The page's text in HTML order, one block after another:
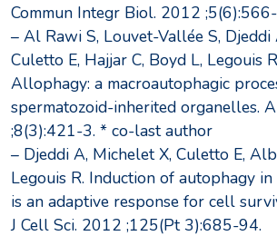
Commun Integr Biol. 2012
– Al Rawi S, Louvet-Vallée S, Djeddi
Culetto E, Hajjar C, Boyd L, Legouis
Allophagy: a macroautophagic
spermatozoid-inherited organelles.
;8(3):421-3. * co-last author
– Djeddi A, Michelet X, Culetto E,
Legouis R. Induction of autophagy in
is an adaptive response for cell
J Cell Sci. 2012 ;125(Pt 3):685-94.